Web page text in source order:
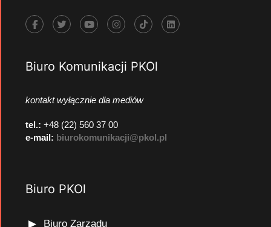
Biuro Komunikacji PKOl
kontakt wyłącznie dla mediów
tel.: +48 (22) 560 37 00
e-mail: biurokomunikacji@pkol.pl
Biuro PKOl
Biuro Zarządu